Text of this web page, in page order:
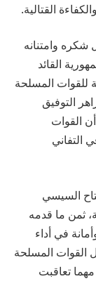
القتالية.
وامتنانه
القائد
للقوات المسلحة
التوفيق
القوات
التفاني
السيسي
ثمن ما قدمه
في أداء
القوات المسلحة
تعاقبت